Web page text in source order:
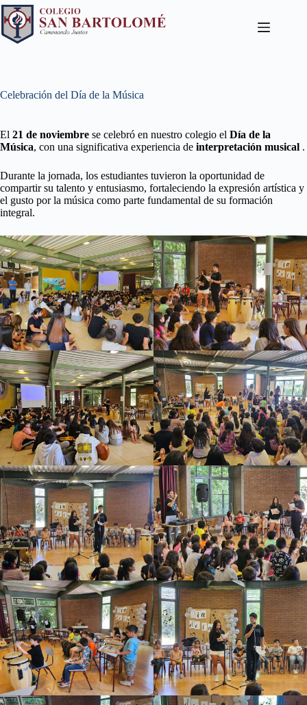
Celebración del Día de la Música
El 21 de noviembre se celebró en nuestro colegio el Día de la
Música, con una significativa experiencia de interpretación musical .
Durante la jornada, los estudiantes tuvieron la oportunidad de
compartir su talento y entusiasmo, fortaleciendo la expresión artística y
el gusto por la música como parte fundamental de su formación
integral.